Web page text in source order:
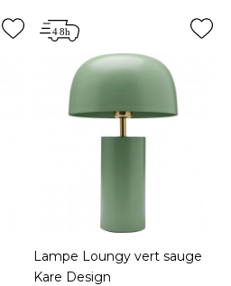
Lampe Loungy vert sauge
Kare Design